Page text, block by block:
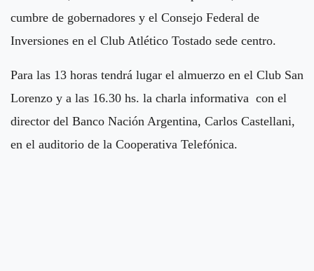
cumbre de gobernadores y el Consejo Federal de
Inversiones en el Club Atlético Tostado sede centro.
Para las 13 horas tendrá lugar el almuerzo en el Club San
Lorenzo y a las 16.30 hs. la charla informativa con el
director del Banco Nación Argentina, Carlos Castellani,
en el auditorio de la Cooperativa Telefónica.